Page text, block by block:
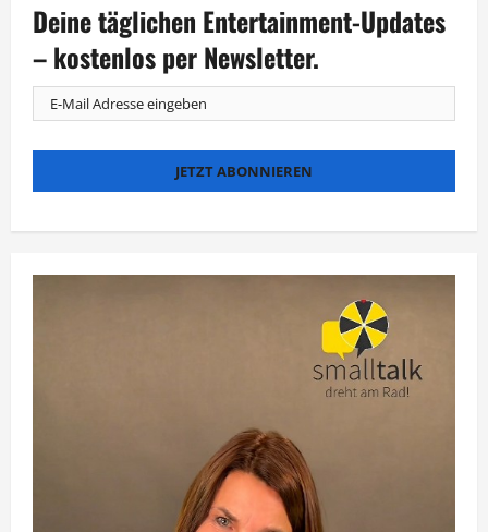
Deine täglichen Entertainment-Updates
– kostenlos per Newsletter.